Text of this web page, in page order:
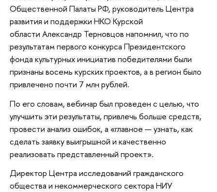
Общественной Палаты РФ, руководитель Центра
развития и поддержки НКО Курской
области Александр Терновцов напомнил, что по
результатам первого конкурса Президентского
фонда культурных инициатив победителями были
признаны восемь курских проектов, а в регион было
привлечено почти 7 млн рублей.
По его словам, вебинар был проведен с целью, что
улучшить эти результаты, привлечь больше средств,
провести анализ ошибок, а «главное — узнать, как
сделать заявку выигрышной и качественно
реализовать представленный проект».
Директор Центра исследований гражданского
общества и некоммерческого сектора НИУ